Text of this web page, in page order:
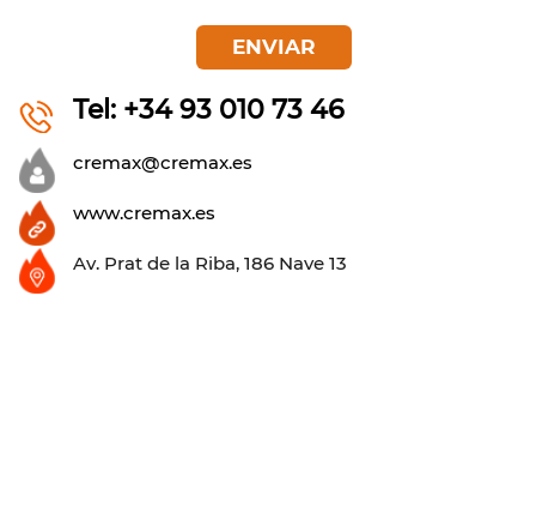
Tel: +34 93 010 73 46
cremax@cremax.es
www.cremax.es
Av. Prat de la Riba, 186 Nave 13